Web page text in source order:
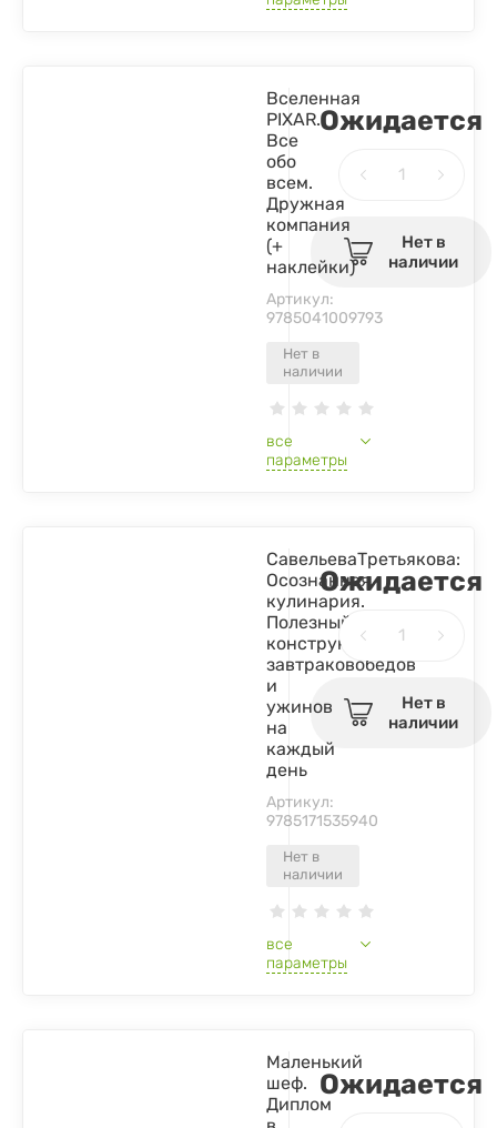
Нет в
наличии
Вселенная
PIXAR.
Все
обо
всем.
Дружная
компания
(+
наклейки)
Артикул:
9785041009793
все
параметры
Ожидается
Нет в
наличии
Нет в
наличии
СавельеваТретьякова:
Осознанная
кулинария.
Полезный
конструктор
завтраковобедов
и
ужинов
на
каждый
день
Артикул:
9785171535940
все
параметры
Ожидается
Нет в
наличии
Маленький
шеф.
Диплом
Ожидается